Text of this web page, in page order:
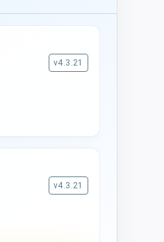
v4.3.21
v4.3.21